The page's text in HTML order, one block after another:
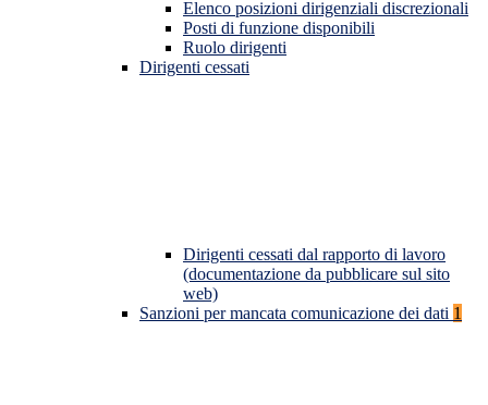
Elenco posizioni dirigenziali discrezionali
Posti di funzione disponibili
Ruolo dirigenti
Dirigenti cessati
Dirigenti cessati dal rapporto di lavoro
(documentazione da pubblicare sul sito
web)
Sanzioni per mancata comunicazione dei dati 1